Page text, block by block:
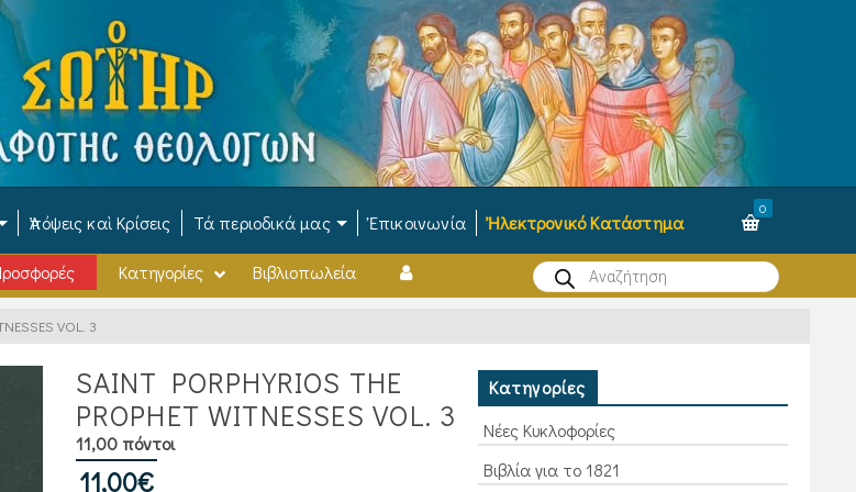
Ἀπόψεις καὶ Κρίσεις Τά περιοδικά μας Ἐπικοινωνία Ἠλεκτρονικό Κατάστημα
0
Products
search
Κατηγορίες Βιβλιοπωλεία
VOL. 3
SAINT PORPHYRIOS THE
PROPHET WITNESSES VOL. 3
11,00 πόντοι
11,00€
Κατηγορίες
Νέες Κυκλοφορίες
Βιβλία για το 1821